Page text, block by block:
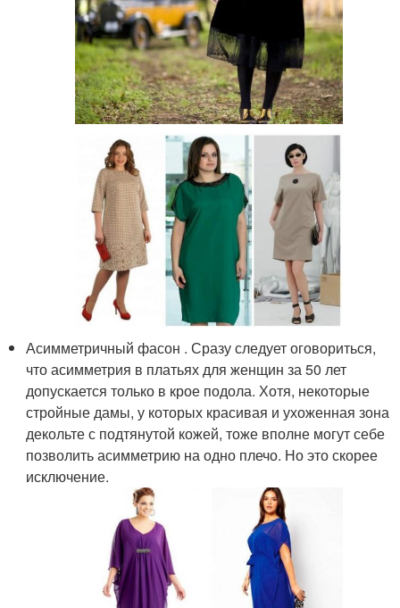
Асимметричный фасон . Сразу следует оговориться,
что асимметрия в платьях для женщин за 50 лет
допускается только в крое подола. Хотя, некоторые
стройные дамы, у которых красивая и ухоженная зона
декольте с подтянутой кожей, тоже вполне могут себе
позволить асимметрию на одно плечо. Но это скорее
исключение.